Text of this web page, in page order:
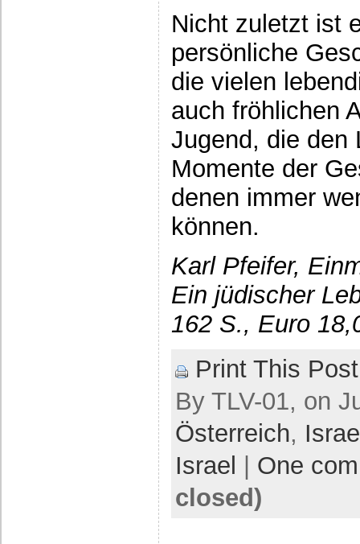
Nicht zuletzt ist
persönliche
die vielen
auch fröhlichen
Jugend, die den
Momente der
denen immer
können.
Karl Pfeifer,
Ein jüdischer
162 S., Euro
Print This Post
By TLV-01, on
Österreich,
Israel
One
closed)